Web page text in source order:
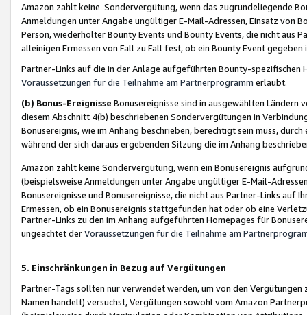
Amazon zahlt keine Sondervergütung, wenn das zugrundeliegende
Anmeldungen unter Angabe ungültiger E-Mail-Adressen, Einsatz von
Person, wiederholter Bounty Events und Bounty Events, die nicht
alleinigen Ermessen von Fall zu Fall fest, ob ein Bounty Event
Partner-Links auf die in der Anlage aufgeführten Bounty-spezifischen
Voraussetzungen für die Teilnahme am Partnerprogramm erlaubt.
(b) Bonus-Ereignisse Bonusereignisse sind in ausgewählten Ländern
diesem Abschnitt 4(b) beschriebenen Sondervergütungen in
Bonusereignis, wie im Anhang beschrieben, berechtigt sein muss,
während der sich daraus ergebenden Sitzung die im Anhang
Amazon zahlt keine Sondervergütung, wenn ein Bonusereignis
(beispielsweise Anmeldungen unter Angabe ungültiger E-Mail-
Bonusereignisse und Bonusereignisse, die nicht aus Partner-Links auf
Ermessen, ob ein Bonusereignis stattgefunden hat oder ob eine
Partner-Links zu den im Anhang aufgeführten Homepages für
ungeachtet derVoraussetzungen für die Teilnahme am
5. Einschränkungen in Bezug auf Vergütungen
Partner-Tags sollten nur verwendet werden, um von den
Namen handelt) versuchst, Vergütungen sowohl vom Amazon